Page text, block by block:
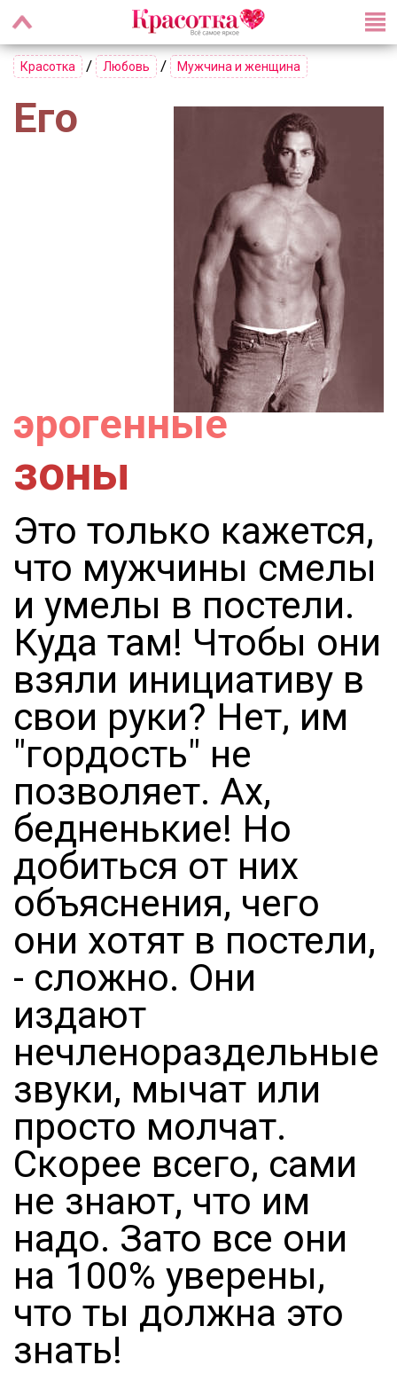
Красотка / Любовь / Мужчина и женщина
Его
эрогенные
зоны
Это только кажется,
что мужчины смелы
и умелы в постели.
Куда там! Чтобы они
взяли инициативу в
свои руки? Нет, им
"гордость" не
позволяет. Ах,
бедненькие! Но
добиться от них
объяснения, чего
они хотят в постели,
- сложно. Они
издают
нечленораздельные
звуки, мычат или
просто молчат.
Скорее всего, сами
не знают, что им
надо. Зато все они
на 100% уверены,
что ты должна это
знать!